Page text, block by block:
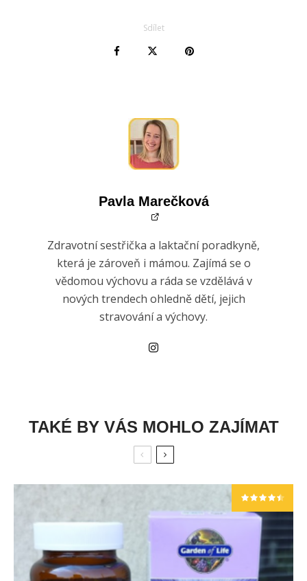
Sdílet
Pavla Marečková
Zdravotní sestřička a laktační poradkyně,
která je zároveň i mámou. Zajímá se o
vědomou výchovu a ráda se vzdělává v
nových trendech ohledně dětí, jejich
stravování a výchovy.
TAKÉ BY VÁS MOHLO ZAJÍMAT